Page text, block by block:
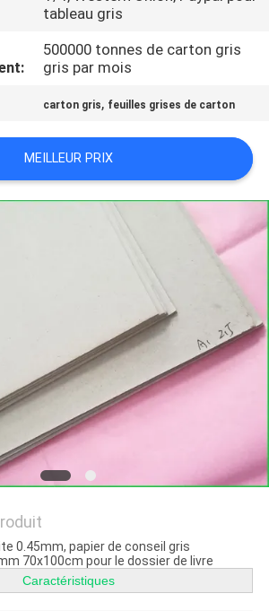
tableau gris
500000 tonnes de carton gris
gris par mois
carton gris, feuilles grises de carton
MEILLEUR PRIX
0.45mm, papier de conseil gris
70x100cm pour le dossier de livre
Caractéristiques